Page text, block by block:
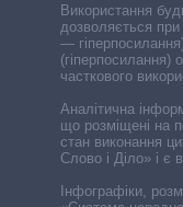
Використання
дозволяється при
—
(гіперпосилання)
часткового
Аналітична
що розміщені на
стан виконання
Слово і Діло» і є
Інфографіки,